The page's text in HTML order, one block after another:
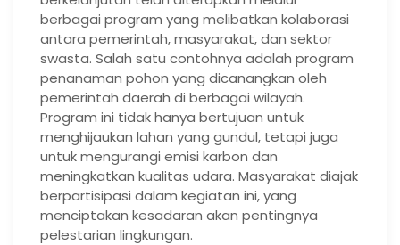
berbagai program yang melibatkan kolaborasi
antara pemerintah, masyarakat, dan sektor
swasta. Salah satu contohnya adalah program
penanaman pohon yang dicanangkan oleh
pemerintah daerah di berbagai wilayah.
Program ini tidak hanya bertujuan untuk
menghijaukan lahan yang gundul, tetapi juga
untuk mengurangi emisi karbon dan
meningkatkan kualitas udara. Masyarakat diajak
berpartisipasi dalam kegiatan ini, yang
menciptakan kesadaran akan pentingnya
pelestarian lingkungan.